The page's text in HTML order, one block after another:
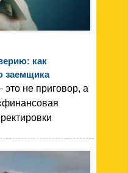
как
заемщика
это не приговор, а